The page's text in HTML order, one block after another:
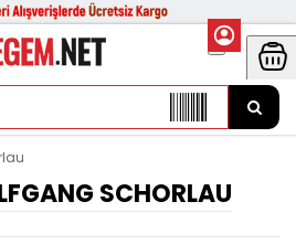
SCHORLAU